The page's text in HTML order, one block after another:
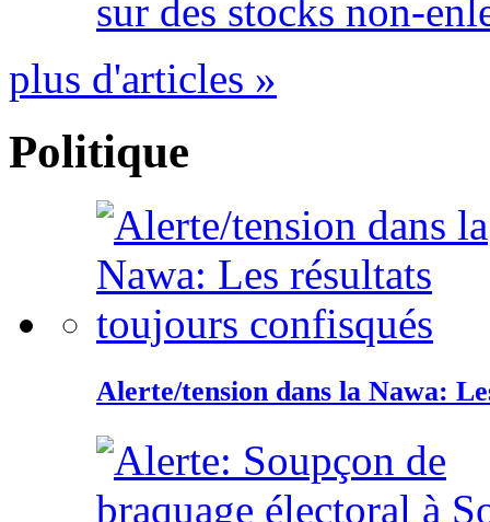
sur des stocks non-
plus d'articles »
Politique
Alerte/tension dans la Nawa: